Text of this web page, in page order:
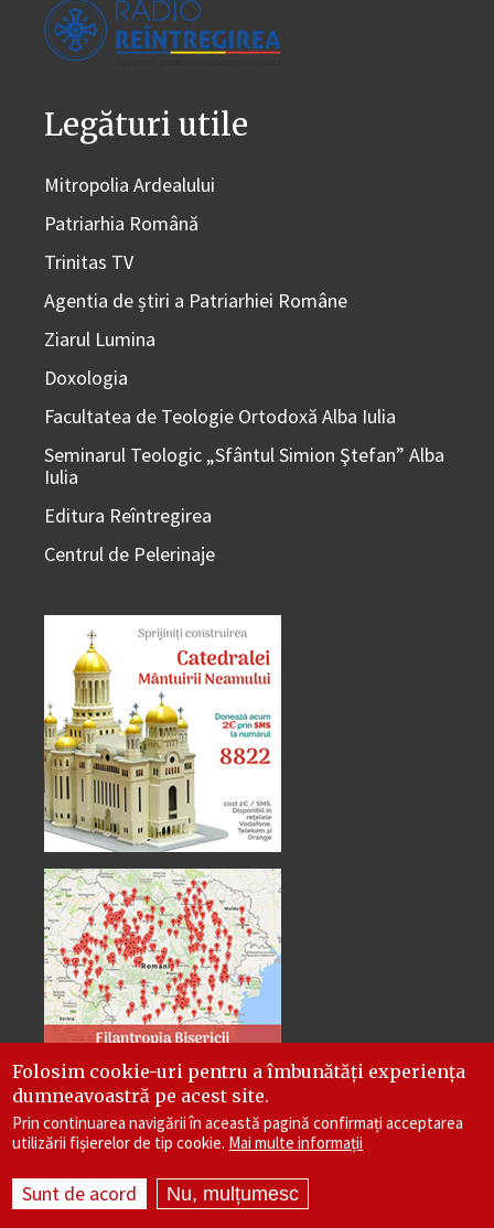
Legături utile
Mitropolia Ardealului
Patriarhia Română
Trinitas TV
Agentia de știri a Patriarhiei Române
Ziarul Lumina
Doxologia
Facultatea de Teologie Ortodoxă Alba Iulia
Seminarul Teologic „Sfântul Simion Ştefan” Alba
Iulia
Editura Reîntregirea
Centrul de Pelerinaje
Iașilor | ©reintregirea.ro
Folosim cookie-uri pentru a îmbunătăți experiența
dumneavoastră pe acest site.
Prin continuarea navigării în această pagină confirmați acceptarea
utilizării fișierelor de tip cookie. Mai multe informații
Sunt de acord Nu, mulțumesc